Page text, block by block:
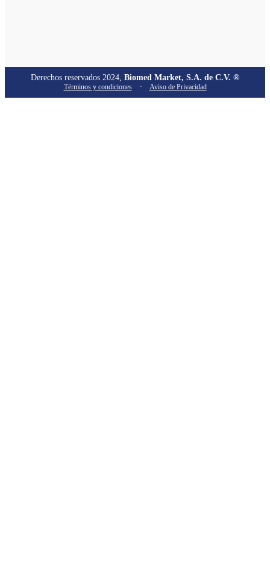
Derechos reservados 2024, Biomed Market, S.A. de C.V. ®
Términos y condiciones · Aviso de Privacidad